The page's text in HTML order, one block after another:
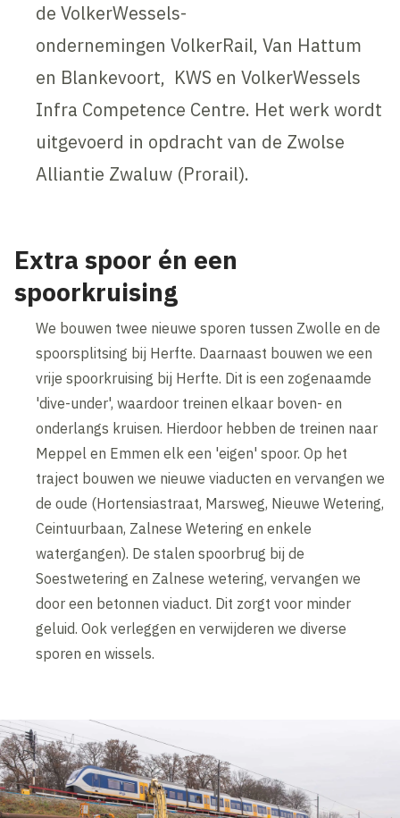
de VolkerWessels-
ondernemingen VolkerRail, Van Hattum
en Blankevoort, KWS en VolkerWessels
Infra Competence Centre. Het werk wordt
uitgevoerd in opdracht van de Zwolse
Alliantie Zwaluw (Prorail).
Extra spoor én een
spoorkruising
We bouwen twee nieuwe sporen tussen Zwolle en de
spoorsplitsing bij Herfte. Daarnaast bouwen we een
vrije spoorkruising bij Herfte. Dit is een zogenaamde
'dive-under', waardoor treinen elkaar boven- en
onderlangs kruisen. Hierdoor hebben de treinen naar
Meppel en Emmen elk een 'eigen' spoor. Op het
traject bouwen we nieuwe viaducten en vervangen we
de oude (Hortensiastraat, Marsweg, Nieuwe Wetering,
Ceintuurbaan, Zalnese Wetering en enkele
watergangen). De stalen spoorbrug bij de
Soestwetering en Zalnese wetering, vervangen we
door een betonnen viaduct. Dit zorgt voor minder
geluid. Ook verleggen en verwijderen we diverse
sporen en wissels.